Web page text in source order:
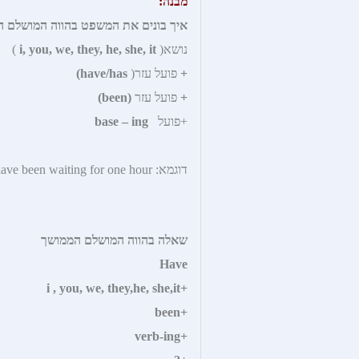
איך בונים את המשפט בהווה המושלם
נושא(
)
+ פועל עזר(
+ פועל עזר (been)
+פועל
דוגמא: I have been waiting for one hour.
שאלה בהווה המושלם הממושך
Have
+i , you, we, they,he, she,it
+been
+verb-ing